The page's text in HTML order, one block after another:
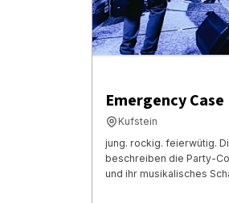
Emergency Case
Kufstein
jung. rockig. feierwütig.
beschreiben die Party-
und ihr musikalisches